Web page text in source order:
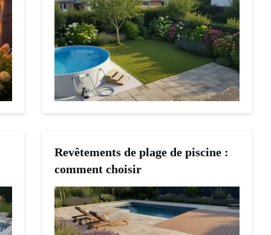
Revêtements de plage de piscine :
comment choisir